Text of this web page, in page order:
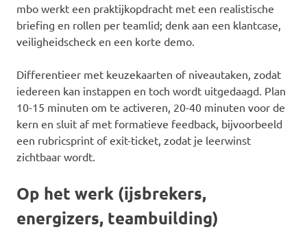
mbo werkt een praktijkopdracht met een realistische
briefing en rollen per teamlid; denk aan een klantcase,
veiligheidscheck en een korte demo.
Differentieer met keuzekaarten of niveautaken, zodat
iedereen kan instappen en toch wordt uitgedaagd. Plan
10-15 minuten om te activeren, 20-40 minuten voor de
kern en sluit af met formatieve feedback, bijvoorbeeld
een rubricsprint of exit-ticket, zodat je leerwinst
zichtbaar wordt.
Op het werk (ijsbrekers,
energizers, teambuilding)